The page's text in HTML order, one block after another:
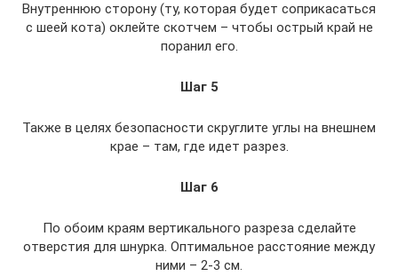
Внутреннюю сторону (ту, которая будет соприкасаться
с шеей кота) оклейте скотчем – чтобы острый край не
поранил его.
Шаг 5
Также в целях безопасности скруглите углы на внешнем
крае – там, где идет разрез.
Шаг 6
По обоим краям вертикального разреза сделайте
отверстия для шнурка. Оптимальное расстояние между
ними – 2-3 см.